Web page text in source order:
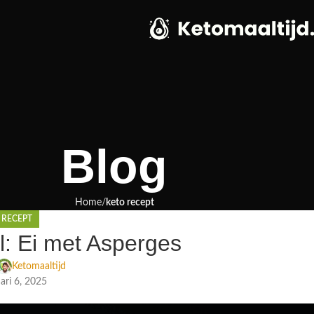
Blog
Home keto recept
Ei met Asperges
Ketomaaltijd
6, 2025